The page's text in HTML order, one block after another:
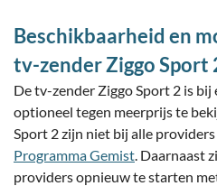
Beschikbaarheid en
tv-zender Ziggo Sport
De tv-zender Ziggo Sport 2 is
optioneel tegen meerprijs te
Sport 2 zijn niet bij alle
Programma Gemist. Daarnaast
providers opnieuw te starten